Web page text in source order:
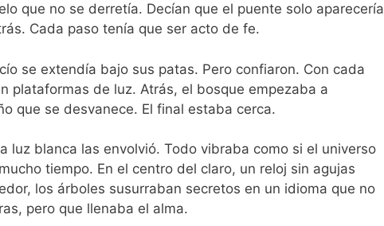
que no se derretía. Decían que el puente solo aparecería
Cada paso tenía que ser acto de fe.
se extendía bajo sus patas. Pero confiaron. Con cada
plataformas de luz. Atrás, el bosque empezaba a
que se desvanece. El final estaba cerca.
luz blanca las envolvió. Todo vibraba como si el universo
tiempo. En el centro del claro, un reloj sin agujas
los árboles susurraban secretos en un idioma que no
pero que llenaba el alma.